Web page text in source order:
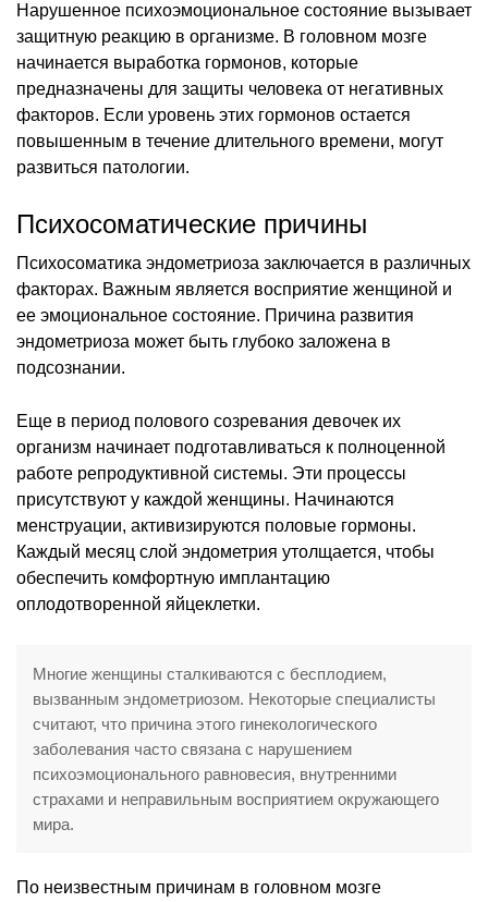
Нарушенное психоэмоциональное состояние вызывает
защитную реакцию в организме. В головном мозге
начинается выработка гормонов, которые
предназначены для защиты человека от негативных
факторов. Если уровень этих гормонов остается
повышенным в течение длительного времени, могут
развиться патологии.
Психосоматические причины
Психосоматика эндометриоза заключается в различных
факторах. Важным является восприятие женщиной и
ее эмоциональное состояние. Причина развития
эндометриоза может быть глубоко заложена в
подсознании.
Еще в период полового созревания девочек их
организм начинает подготавливаться к полноценной
работе репродуктивной системы. Эти процессы
присутствуют у каждой женщины. Начинаются
менструации, активизируются половые гормоны.
Каждый месяц слой эндометрия утолщается, чтобы
обеспечить комфортную имплантацию
оплодотворенной яйцеклетки.
Многие женщины сталкиваются с бесплодием,
вызванным эндометриозом. Некоторые специалисты
считают, что причина этого гинекологического
заболевания часто связана с нарушением
психоэмоционального равновесия, внутренними
страхами и неправильным восприятием окружающего
мира.
По неизвестным причинам в головном мозге